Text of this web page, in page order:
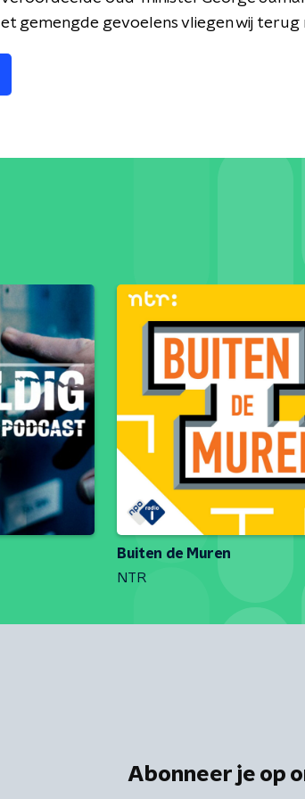
gemengde gevoelens vliegen wij terug
Buiten de Muren
NTR
Abonneer je op